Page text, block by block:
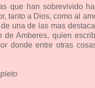
que han sobrevivido
tanto a Dios, como al
una de las mas
de Amberes, quien
donde entre otras